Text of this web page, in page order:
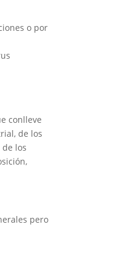
o por
conlleve
de los
los
pero